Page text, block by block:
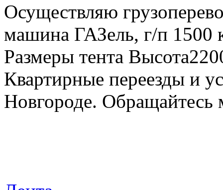
Осуществляю
машина ГАЗель, г/п 1500
Размеры тента
Квартирные переезды и
Новгороде.